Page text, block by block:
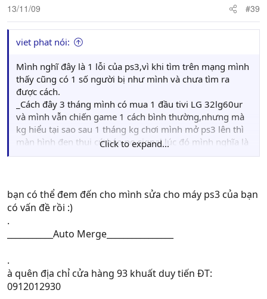
13/11/09 #39
viet phat nói:
Mình nghĩ đây là 1 lỗi của ps3,vì khi tìm trên mạng mình
thấy cũng có 1 số người bị như mình và chưa tìm ra
được cách.
_Cách đây 3 tháng mình có mua 1 đầu tivi LG 32lg60ur
và mình vẫn chiến game 1 cách bình thường,nhưng mà
kg hiểu tại sao sau 1 tháng kg chơi mình mở ps3 lên thì
màn hình đen thui cứ báo no signal,lúc đó mình nghĩa là
dây hư,sau đó mình đem máy và sợi dây qua nhà thằng
tiệm check thử,thì bất ngờ hơn là sợi dây và ps3 đều
lên,ở ngoài tiệm họ xài tivi samsum,mình nghĩ do công
cho mình main mới và check hdmi trên đầu đĩa HD lại lên
ok,mình sợ do sợi dây lõm(250k),hên sao mình có quen
xịn(550k),về nhà vẫn mở kg lên ps3,làm đủ mọi cách
như là giữ nút nguồn 10s v...v,tình hình vẫn như thế no
signal,
Click to expand...
bạn có thể đem đến cho mình sửa cho máy ps3 của bạn
có vấn đề rồi :)
.
___________Auto Merge________________
.
à quên địa chỉ cửa hàng 93 khuất duy tiến ĐT:
0912012930